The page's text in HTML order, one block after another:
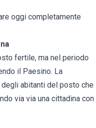
oggi completamente
fertile, ma nel periodo
il Paesino. La
abitanti del posto che
via via una cittadina con